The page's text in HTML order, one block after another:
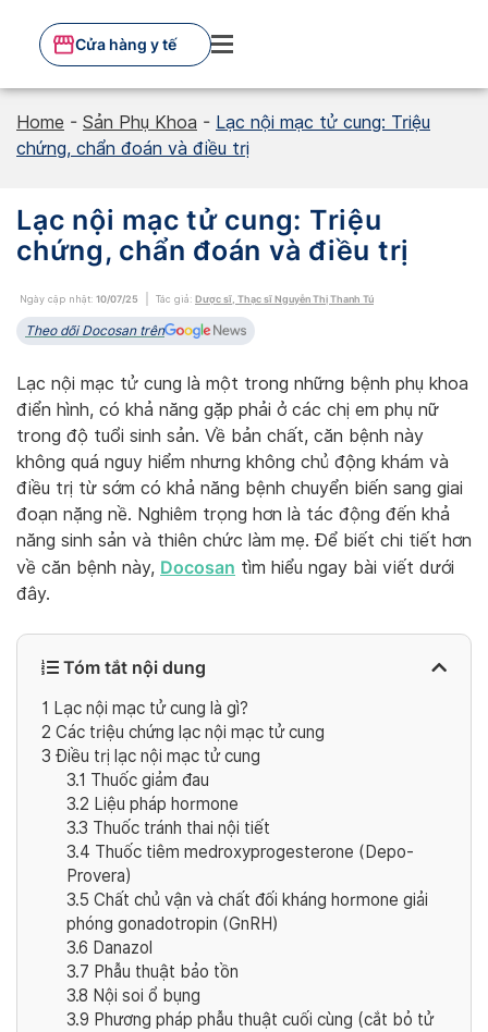
content
Cửa hàng y tế
Home - Sản Phụ Khoa - Lạc nội mạc tử cung: Triệu
chứng, chẩn đoán và điều trị
Lạc nội mạc tử cung: Triệu
chứng, chẩn đoán và điều trị
Ngày cập nhật: 10/07/25 Tác giả: Dược sĩ, Thạc sĩ Nguyễn Thị Thanh Tú
Theo dõi Docosan trên
Lạc nội mạc tử cung là một trong những bệnh phụ khoa
điển hình, có khả năng gặp phải ở các chị em phụ nữ
trong độ tuổi sinh sản. Về bản chất, căn bệnh này
không quá nguy hiểm nhưng không chủ động khám và
điều trị từ sớm có khả năng bệnh chuyển biến sang giai
đoạn nặng nề. Nghiêm trọng hơn là tác động đến khả
năng sinh sản và thiên chức làm mẹ. Để biết chi tiết hơn
về căn bệnh này, Docosan tìm hiểu ngay bài viết dưới
đây.
Tóm tắt nội dung
1 Lạc nội mạc tử cung là gì?
2 Các triệu chứng lạc nội mạc tử cung
3 Điều trị lạc nội mạc tử cung
3.1 Thuốc giảm đau
3.2 Liệu pháp hormone
3.3 Thuốc tránh thai nội tiết
3.4 Thuốc tiêm medroxyprogesterone (Depo-
Provera)
3.5 Chất chủ vận và chất đối kháng hormone giải
phóng gonadotropin (GnRH)
3.6 Danazol
3.7 Phẫu thuật bảo tồn
3.8 Nội soi ổ bụng
3.9 Phương pháp phẫu thuật cuối cùng (cắt bỏ tử